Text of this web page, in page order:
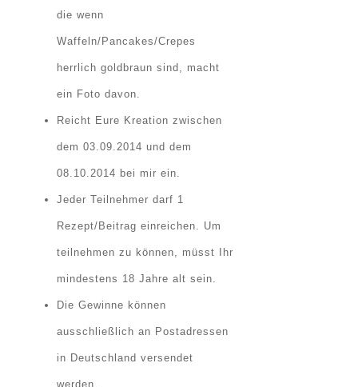
die wenn
Waffeln/Pancakes/Crepes
herrlich goldbraun sind, macht
ein Foto davon.
Reicht Eure Kreation zwischen
dem 03.09.2014 und dem
08.10.2014 bei mir ein.
Jeder Teilnehmer darf 1
Rezept/Beitrag einreichen . Um
teilnehmen zu können, müsst Ihr
mindestens 18 Jahre alt sein.
Die Gewinne können
ausschließlich an Postadressen
in Deutschland versendet
werden.